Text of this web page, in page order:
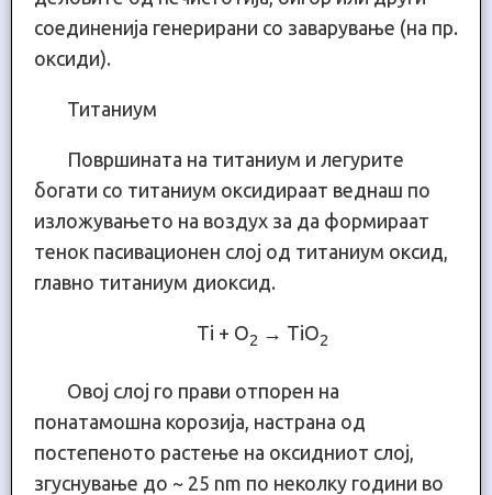
соединенија генерирани со заварување (на пр.
оксиди).
Титаниум
Површината на титаниум и легурите
богати со титаниум оксидираат веднаш по
изложувањето на воздух за да формираат
тенок пасивационен слој од титаниум оксид,
главно титаниум диоксид.
Ti + O2 → TiO2
Овој слој го прави отпорен на
понатамошна корозија, настрана од
постепеното растење на оксидниот слој,
згуснување до ~ 25 nm по неколку години во